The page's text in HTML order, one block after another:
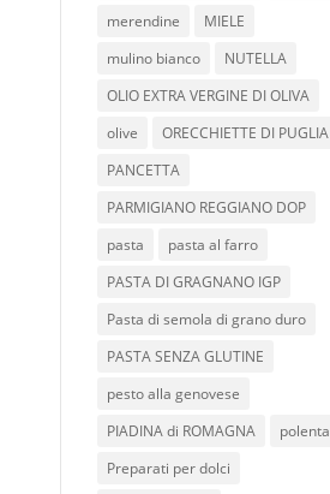
merendine
MIELE
mulino bianco
NUTELLA
OLIO EXTRA VERGINE DI OLIVA
olive
ORECCHIETTE DI PUGLIA
PANCETTA
PARMIGIANO REGGIANO DOP
pasta
pasta al farro
PASTA DI GRAGNANO IGP
Pasta di semola di grano duro
PASTA SENZA GLUTINE
pesto alla genovese
PIADINA di ROMAGNA
polenta
Preparati per dolci